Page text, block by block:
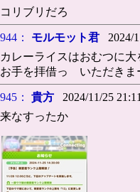
コリブリだろ
944： モルモット君 2024/
カレーライスはおむつに
お手を拝借っ いただきま
945： 貴方 2024/11/25
来なすったか